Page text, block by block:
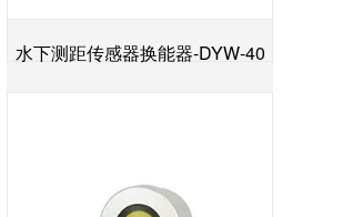
水下测距传感器换能器-DYW-40